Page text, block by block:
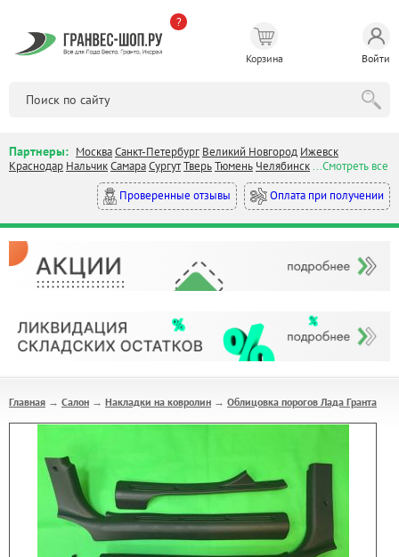
?
Корзина Войти
Партнеры: МоскваСанкт-Петербург Великий Новгород Ижевск
Краснодар НальчикСамараСургутТверьТюмень Челябинск...Смотреть все
Проверенные отзывы
Оплата при получении
Главная → Салон → Накладки на ковролин → Облицовка порогов Лада Гранта